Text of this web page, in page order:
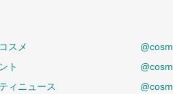
スメ
ト
ィニュース